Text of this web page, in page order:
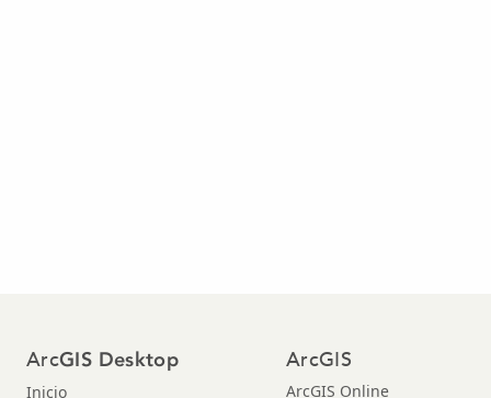
ArcGIS Desktop
Inicio
ArcGIS
ArcGIS Online